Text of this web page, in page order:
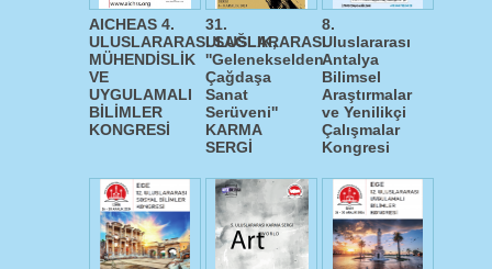
AICHEAS 4.
ULUSLARARASI SAĞLIK,
MÜHENDİSLİK
VE
UYGULAMALI
BİLİMLER
KONGRESİ
31.
ULUSLARARASI
''Gelenekselden
Çağdaşa
Sanat
Serüveni''
KARMA
SERGİ
8.
Uluslararası
Antalya
Bilimsel
Araştırmalar
ve Yenilikçi
Çalışmalar
Kongresi